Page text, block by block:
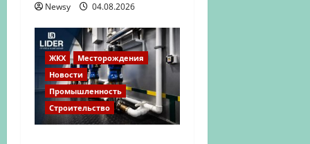
Newsy 04.08.2026
ЖКХ
Месторождения
Новости
Промышленность
Строительство